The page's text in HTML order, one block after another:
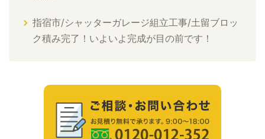
指宿市/シャッターガレージ組立工事/土留ブロッ
ク積み完了！いよいよ完成が目の前です！